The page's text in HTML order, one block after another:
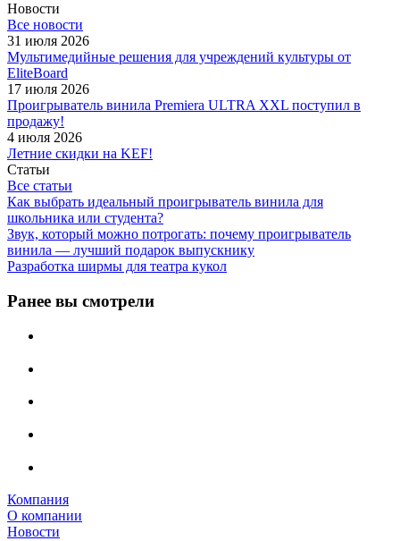
Новости
Все новости
31 июля 2026
Мультимедийные решения для учреждений культуры от
EliteBoard
17 июля 2026
Проигрыватель винила Premiera ULTRA XXL поступил в
продажу!
4 июля 2026
Летние скидки на KEF!
Статьи
Все статьи
Как выбрать идеальный проигрыватель винила для
школьника или студента?
Звук, который можно потрогать: почему проигрыватель
винила — лучший подарок выпускнику
Разработка ширмы для театра кукол
Ранее вы смотрели
Компания
О компании
Новости